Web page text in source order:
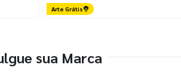
Arte Grátis
sua Marca